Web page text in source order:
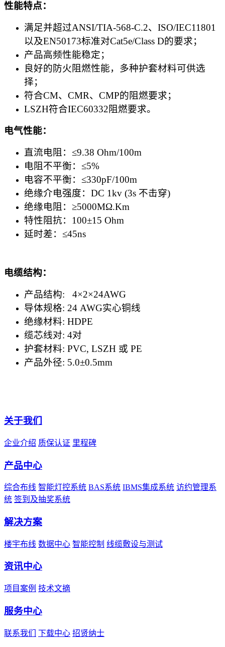
性能特点：
满足并超过ANSI/TIA-568-C.2、ISO/IEC11801
以及EN50173标准对Cat5e/Class D的要求；
产品高频性能稳定；
良好的防火阻燃性能，多种护套材料可供选
择；
符合CM、CMR、CMP的阻燃要求；
LSZH符合IEC60332阻燃要求。
电气性能：
直流电阻：≤9.38 Ohm/100m
电阻不平衡：≤5%
电容不平衡：≤330pF/100m
绝缘介电强度：DC 1kv (3s 不击穿)
绝缘电阻：≥5000MΩ.Km
特性阻抗：100±15 Ohm
延时差：≤45ns
电缆结构：
产品结构: 4×2×24AWG
导体规格: 24 AWG实心铜线
绝缘材料: HDPE
缆芯线对: 4对
护套材料: PVC, LSZH 或 PE
产品外径: 5.0±0.5mm
关于我们
企业介绍 质保认证 里程碑
产品中心
综合布线 智能灯控系统 BAS系统 IBMS集成系统 访约管理系
统 签到及抽奖系统
解决方案
楼宇布线 数据中心 智能控制 线缆敷设与测试
资讯中心
项目案例 技术文摘
服务中心
联系我们 下载中心 招贤纳士